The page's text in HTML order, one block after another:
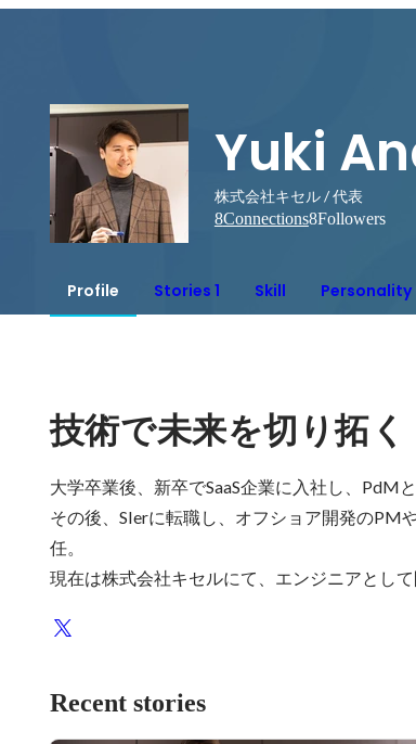
Yuki
株式会社キセル / 代表
8Connections8Followers
Profile Stories 1 Skill Personality
技術で未来を切り拓く
大学卒業後、新卒でSaaS企業に入社し、PdM
その後、SIerに転職し、オフショア開発のPM
任。
現在は株式会社キセルにて、エンジニアとし
Recent stories